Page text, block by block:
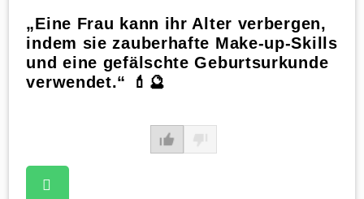
„Eine Frau kann ihr Alter verbergen,
indem sie zauberhafte Make-up-Skills
und eine gefälschte Geburtsurkunde
verwendet.“ 💄🔮